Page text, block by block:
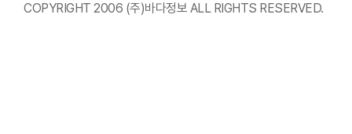
COPYRIGHT 2006 (주)바다정보 ALL RIGHTS RESERVED.